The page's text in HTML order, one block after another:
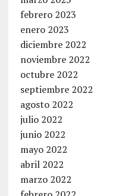
febrero 2023
enero 2023
diciembre 2022
noviembre 2022
octubre 2022
septiembre 2022
agosto 2022
julio 2022
junio 2022
mayo 2022
abril 2022
marzo 2022